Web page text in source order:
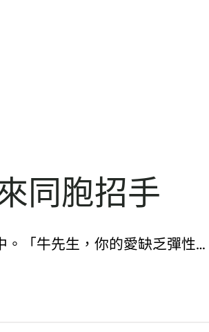
同胞招手
。「牛先生，你的愛缺乏彈性…